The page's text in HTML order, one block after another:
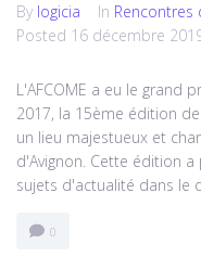
By logicia In Rencontres
Posted 16 décembre
L'AFCOME a eu le grand
2017, la 15ème édition
un lieu majestueux et
d'Avignon. Cette édition
sujets d'actualité dans le
0